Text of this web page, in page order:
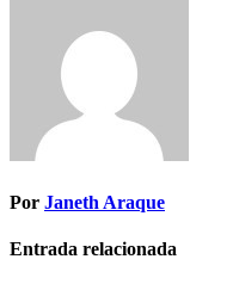
Por Janeth Araque
Entrada relacionada